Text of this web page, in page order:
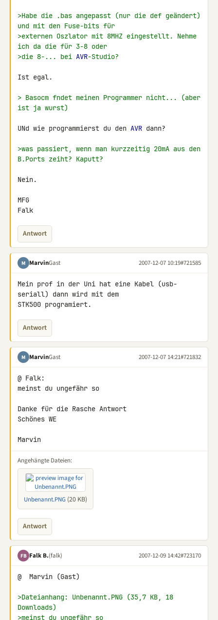
>Habe die .bas angepasst (nur die def geändert)
und mit den Fuse-bits für
>externen Oszlator mit 8MHZ eingestellt. Nehme
ich da die für 3-8 oder
>die 8-... bei AVR-Studio?
Ist egal.
> Basocm fndet meinen Programmer nicht... (aber
ist ja wurst)
UNd wie programmierst du den AVR dann?
>was passiert, wenn man kurzzeitig 20mA aus den
B.Ports zeiht? Kaputt?
Nein.
MFG
Falk
Antwort
M MarvinGast 2007-12-07 10:19#721585
Mein prof in der Uni hat eine Kabel (usb-
seriall) dann wird mit dem
STK500 programiert.
Antwort
M MarvinGast 2007-12-07 14:21#721832
@ Falk:
meinst du ungefähr so
Danke für die Rasche Antwort
Schönes WE
Marvin
Angehängte Dateien:
Unbenannt.PNG (20 KB)
Antwort
FB Falk B.(falk) 2007-12-09 14:42#723170
@  Marvin (Gast)
>Dateianhang: Unbenannt.PNG (35,7 KB, 18
Downloads)
>meinst du ungefähr so